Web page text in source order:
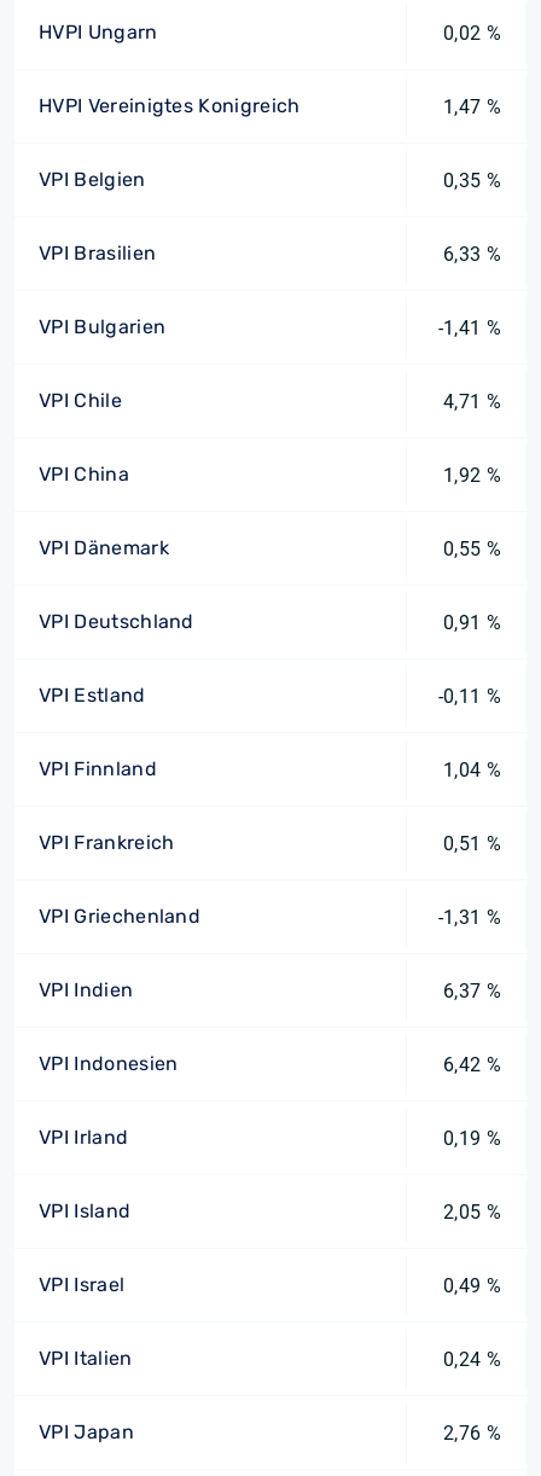
HVPI Ungarn 0,02 %
HVPI Vereinigtes Konigreich 1,47 %
VPI Belgien 0,35 %
VPI Brasilien 6,33 %
VPI Bulgarien -1,41 %
VPI Chile 4,71 %
VPI China 1,92 %
VPI Dänemark 0,55 %
VPI Deutschland 0,91 %
VPI Estland -0,11 %
VPI Finnland 1,04 %
VPI Frankreich 0,51 %
VPI Griechenland -1,31 %
VPI Indien 6,37 %
VPI Indonesien 6,42 %
VPI Irland 0,19 %
VPI Island 2,05 %
VPI Israel 0,49 %
VPI Italien 0,24 %
VPI Japan 2,76 %